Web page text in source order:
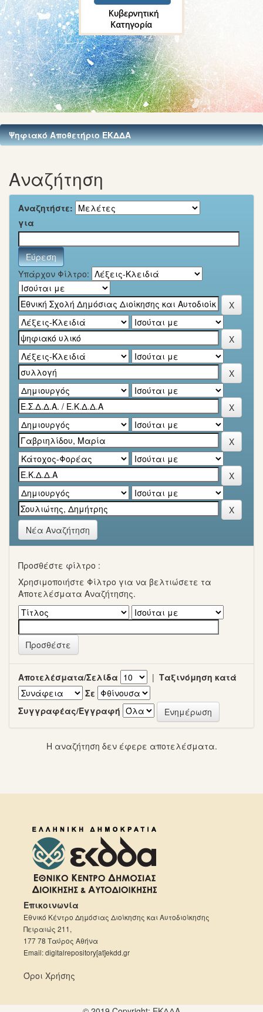
Ψηφιακό Αποθετήριο ΕΚΔΔΑ
Αναζήτηση
Αναζητήστε:
για
Υπάρχον Φίλτρο:
Νέα Αναζήτηση
Προσθέστε φίλτρο :
Χρησιμοποιήστε Φίλτρο για να βελτιώσετε τα
Αποτελέσματα Αναζήτησης.
Αποτελέσματα/Σελίδα | Ταξινόμηση κατά
Σε
Συγγραφέας/Εγγραφή
Η αναζήτηση δεν έφερε αποτελέσματα.
Επικοινωνία
Εθνικό Κέντρο Δημόσιας Διοίκησης και Αυτοδιοίκησης
Πειραιώς 211,
177 78 Ταύρος Αθήνα
Email: digitalrepository[at]ekdd.gr
Όροι Χρήσης